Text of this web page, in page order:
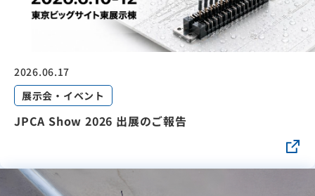
2026.06.17
展示会・イベント
JPCA Show 2026 出展のご報告